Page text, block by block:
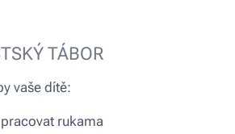
TÁBOR
vaše dítě:
pracovat rukama